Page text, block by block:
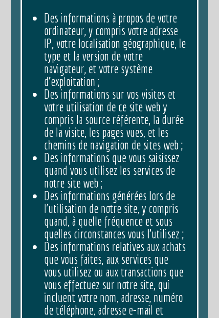
Des informations à propos de votre
ordinateur, y compris votre adresse
IP, votre localisation géographique, le
type et la version de votre
navigateur, et votre système
d’exploitation ;
Des informations sur vos visites et
votre utilisation de ce site web y
compris la source référente, la durée
de la visite, les pages vues, et les
chemins de navigation de sites web ;
Des informations que vous saisissez
quand vous utilisez les services de
notre site web ;
Des informations générées lors de
l’utilisation de notre site, y compris
quand, à quelle fréquence et sous
quelles circonstances vous l’utilisez ;
Des informations relatives aux achats
que vous faites, aux services que
vous utilisez ou aux transactions que
vous effectuez sur notre site, qui
incluent votre nom, adresse, numéro
de téléphone, adresse e-mail et